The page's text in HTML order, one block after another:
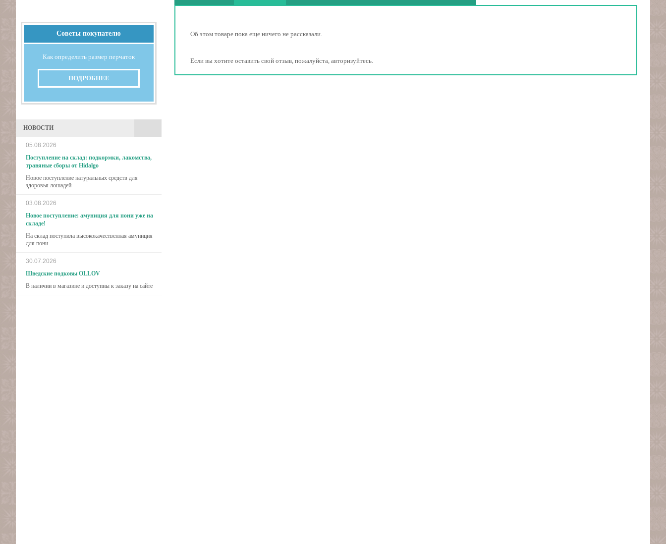
Советы покупателю
Как определить размер перчаток
ПОДРОБНЕЕ
НОВОСТИ
05.08.2026
Поступление на склад: подкормки, лакомства,
травяные сборы от Hidalgo
Новое поступление натуральных средств для
здоровья лошадей
03.08.2026
Новое поступление: амуниция для пони уже на
складе!
На склад поступила высококачественная амуниция
для пони
30.07.2026
Шведские подковы OLLOV
В наличии в магазине и доступны к заказу на сайте
Об этом товаре пока еще ничего не рассказали.
Если вы хотите оставить свой отзыв, пожалуйста, авторизуйтесь.